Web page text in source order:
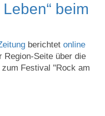
beim
berichtet online
Region-Seite über die
Festival "Rock am